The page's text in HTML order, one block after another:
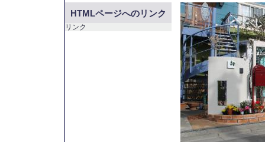
HTMLページへのリンク
リンク